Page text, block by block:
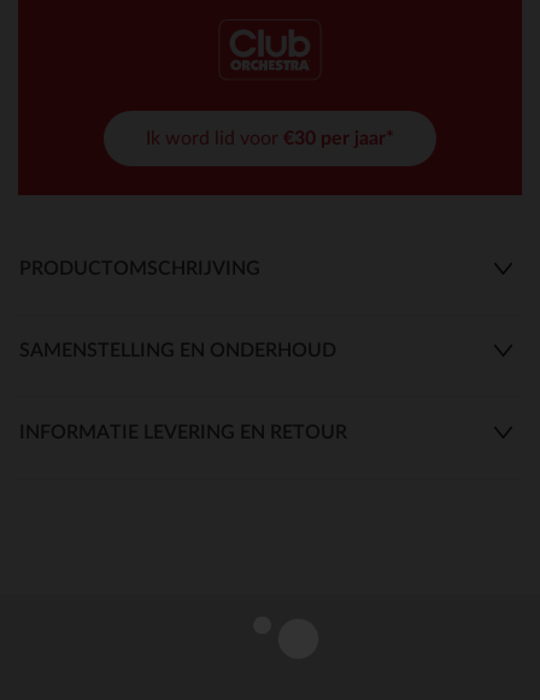
Ik word lid voor €30 per jaar*
PRODUCTOMSCHRIJVING
SAMENSTELLING EN ONDERHOUD
INFORMATIE LEVERING EN RETOUR